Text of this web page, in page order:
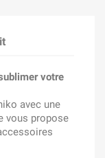
votre
avec une
vous propose